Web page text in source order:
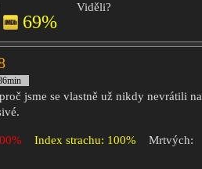
69%
Viděli?
jsme se vlastně už nikdy nevrátili na
Index strachu: 100%
Mrtvých: